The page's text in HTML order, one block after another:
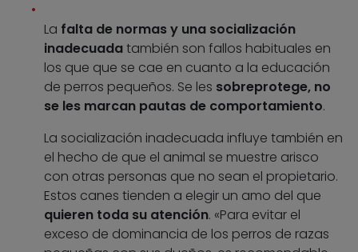
La falta de normas y una socialización
inadecuadatambién son fallos habituales en
los que que se cae en cuanto a la educación
de perros pequeños. Se les sobreprotege, no
se les marcan pautas de comportamiento.
La socialización inadecuada influye también en
el hecho de que el animal se muestre arisco
con otras personas que no sean el propietario.
Estos canes tienden a elegir un amo del que
quieren toda su atención. «Para evitar el
exceso de dominancia de los perros de razas